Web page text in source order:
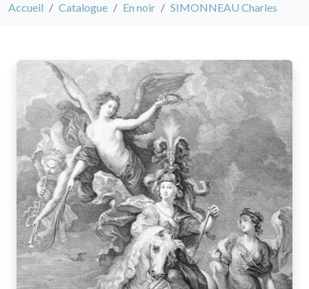
Accueil Catalogue En noir SIMONNEAU Charles